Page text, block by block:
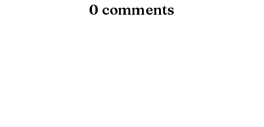
0 comments